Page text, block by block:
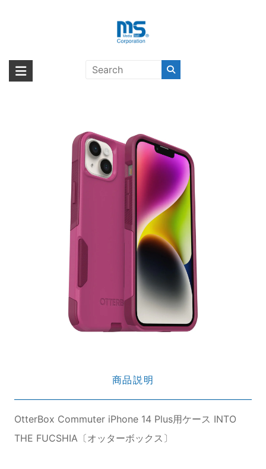
海外輸入ブランド商品｜株式会社
海外事業部が取り揃えている海外輸入商品には、日本では珍しい「海外ブ
ランド」をはじめ「ユニークな商品」「機能的な商品」「コストパフォー
Plus用ケース INTO THE
商品説明
OtterBox Commuter iPhone 14 Plus用ケース INTO
THE FUCSHIA〔オッターボックス〕